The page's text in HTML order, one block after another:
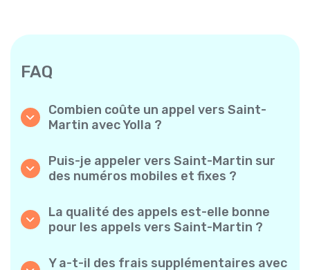
FAQ
Combien coûte un appel vers Saint-
Martin avec Yolla ?
abordables pour les appels vers Saint-Martin.
Consultez simplement les tarifs les plus
récents dans l’application — sans frais
Puis-je appeler vers Saint-Martin sur
des numéros mobiles et fixes ?
vers des téléphones mobiles et des lignes
fixes vers Saint-Martin en toute simplicité.
La qualité des appels est-elle bonne
pour les appels vers Saint-Martin ?
claire et fiable, pour que vos conversations
Y a-t-il des frais supplémentaires avec